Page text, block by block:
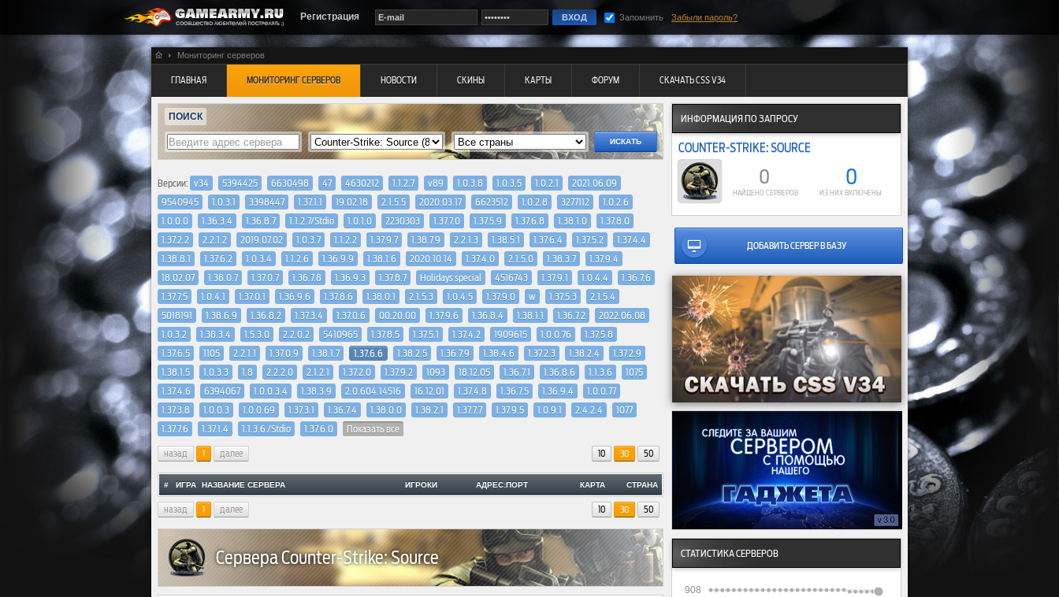
Регистрация Запомнить Забыли пароль?
Мониторинг серверов
ГЛАВНАЯ МОНИТОРИНГ СЕРВЕРОВ НОВОСТИ СКИНЫ КАРТЫ ФОРУМ СКАЧАТЬ CSS V34
ПОИСК
Версии: v34 5394425 6630498 47 4630212 1.1.2.7 v89 1.0.3.8 1.0.3.5 1.0.2.1
2021.06.09
9540945
1.0.3.1 3398447 1.37.1.1 19.02.18 2.1.5.5 2020.03.17 6623512 1.0.2.8 3277112
1.0.2.6
1.0.0.0
1.36.3.4 1.36.8.7 1.1.2.7/Stdio 1.0.1.0 2230303 1.37.7.0 1.37.5.9 1.37.6.8 1.38.1.0
1.37.8.0
1.37.2.2
2.2.1.2 2019.07.02 1.0.3.7 1.1.2.2 1.37.9.7 1.38.7.9 2.2.1.3 1.38.5.1 1.37.6.4 1.37.5.2
1.37.4.4
1.38.8.1
1.37.6.2 1.0.3.4 1.1.2.6 1.36.9.9 1.38.1.6 2020.10.14 1.37.4.0 2.1.5.0 1.38.3.7
1.37.9.4
18.02.07
1.38.0.7 1.37.0.7 1.36.7.8 1.36.9.3 1.37.8.7 Holidays special 4516743 1.37.9.1 1.0.4.4
1.36.7.6
1.37.7.5
1.0.4.1 1.37.0.1 1.36.9.6 1.37.8.6 1.38.0.1 2.1.5.3 1.0.4.5 1.37.9.0 w 1.37.5.3
2.1.5.4
5018191
1.38.6.9 1.36.8.2 1.37.3.4 1.37.0.6 00.20.00 1.37.9.6 1.36.8.4 1.38.1.1 1.36.7.2
2022.06.08
1.0.3.2
1.38.3.4 1.5.3.0 2.2.0.2 5410965 1.37.8.5 1.37.5.1 1.37.4.2 1909615 1.0.0.76
1.37.5.8
1.37.6.5
1105 2.2.1.1 1.37.0.9 1.38.1.7 1.37.6.6 1.38.2.5 1.36.7.9 1.38.4.6 1.37.2.3 1.38.2.4
1.37.2.9
1.38.1.5
1.0.3.3 1.8 2.2.2.0 2.1.2.1 1.37.2.0 1.37.9.2 1093 18.12.05 1.36.7.1 1.36.8.6 1.1.3.6
1075
1.37.4.6
6394067 1.0.0.3.4 1.38.3.9 2.0.604.14516 16.12.01 1.37.4.8 1.36.7.5 1.36.9.4
1.0.0.77
1.37.3.8
1.0.0.3 1.0.0.69 1.37.3.1 1.36.7.4 1.38.0.0 1.38.2.1 1.37.7.7 1.37.9.5 1.0.9.1 2.4.2.4
1077
1.37.7.6
1.37.1.4 1.1.3.6 /Stdio 1.37.6.0 Показать все
10 30 50
назад 1 далее
# ИГРА НАЗВАНИЕ СЕРВЕРА ИГРОКИ АДРЕС:ПОРТ КАРТА СТРАНА
10 30 50
назад 1 далее
Сервера Counter-Strike: Source
ИНФОРМАЦИЯ ПО ЗАПРОСУ
COUNTER-STRIKE: SOURCE
НАЙДЕНО СЕРВЕРОВ
0
ИЗ НИХ ВКЛЮЧЕНЫ
0
ДОБАВИТЬ СЕРВЕР В БАЗУ
СТАТИСТИКА СЕРВЕРОВ
908